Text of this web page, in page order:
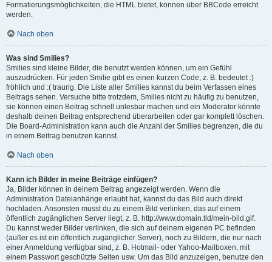
Formatierungsmöglichkeiten, die HTML bietet, können über BBCode erreicht
werden.
Nach oben
Was sind Smilies?
Smilies sind kleine Bilder, die benutzt werden können, um ein Gefühl
auszudrücken. Für jeden Smilie gibt es einen kurzen Code, z. B. bedeutet :)
fröhlich und :( traurig. Die Liste aller Smilies kannst du beim Verfassen eines
Beitrags sehen. Versuche bitte trotzdem, Smilies nicht zu häufig zu benutzen,
sie können einen Beitrag schnell unlesbar machen und ein Moderator könnte
deshalb deinen Beitrag entsprechend überarbeiten oder gar komplett löschen.
Die Board-Administration kann auch die Anzahl der Smilies begrenzen, die du
in einem Beitrag benutzen kannst.
Nach oben
Kann ich Bilder in meine Beiträge einfügen?
Ja, Bilder können in deinem Beitrag angezeigt werden. Wenn die
Administration Dateianhänge erlaubt hat, kannst du das Bild auch direkt
hochladen. Ansonsten musst du zu einem Bild verlinken, das auf einem
öffentlich zugänglichen Server liegt, z. B. http://www.domain.tld/mein-bild.gif.
Du kannst weder Bilder verlinken, die sich auf deinem eigenen PC befinden
(außer es ist ein öffentlich zugänglicher Server), noch zu Bildern, die nur nach
einer Anmeldung verfügbar sind, z. B. Hotmail- oder Yahoo-Mailboxen, mit
einem Passwort geschützte Seiten usw. Um das Bild anzuzeigen, benutze den